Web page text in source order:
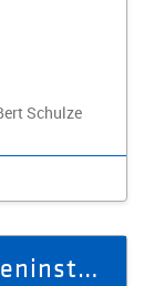
Schulze
200,- € Gutschein für Felgeninstandsetzung